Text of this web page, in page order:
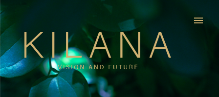
menu